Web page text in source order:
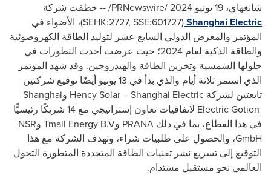
شانغهاي، 19 يونيو 2024 /PRNewswire/ --
خطفت شركة
Shanghai Electric
(SEHK:2727, SSE:601727)، الأضواء في
المؤتمر والمعرض الدولي السابع عشر لتوليد الطاقة الكهروضوئية
والطاقة الذكية لعام 2024؛ حيث عرضت أحدث التطورات في
حلولها الشمسية وتخزين الطاقة والهيدروجين. وقد شهد المؤتمر
الذي استمر ثلاثة أيام والذي بدأ في 13 يونيو أيضًا توقيع شركتين
تابعتين لشركة Shanghai Electric
-
Hency Solar وShanghai
Electric Gotion
لاتفاقيات تعاون إستراتيجي مع 14 شريكًا رئيسيًّا
في هذا القطاع، بما في ذلك PRANA وTmall Energy B.V وNSR
GmbH، والحصول على طلبيات شراء، وتهدف الشركة مع هذا
التوقيع إلى تسريع نشر تقنيات الطاقة المتجددة المتطورة التحول
العالمي نحو مستقبل مستدام.